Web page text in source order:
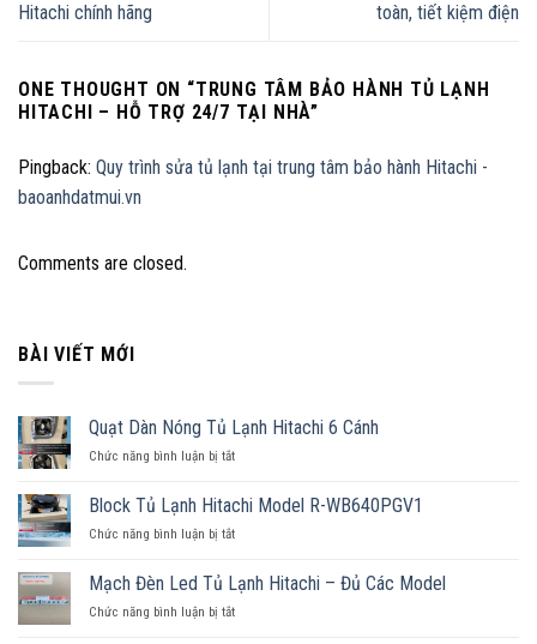
Hitachi chính hãng toàn, tiết kiệm điện
ONE THOUGHT ON “TRUNG TÂM BẢO HÀNH TỦ LẠNH
HITACHI – HỖ TRỢ 24/7 TẠI NHÀ”
Pingback: Quy trình sửa tủ lạnh tại trung tâm bảo hành Hitachi -
baoanhdatmui.vn
Comments are closed.
BÀI VIẾT MỚI
Quạt Dàn Nóng Tủ Lạnh Hitachi 6 Cánh
Chức năng bình luận bị tắt
Dàn
Hitachi
Block Tủ Lạnh Hitachi Model R-WB640PGV1
Chức năng bình luận bị tắt
Lạnh
Mạch Đèn Led Tủ Lạnh Hitachi – Đủ Các Model
Chức năng bình luận bị tắt